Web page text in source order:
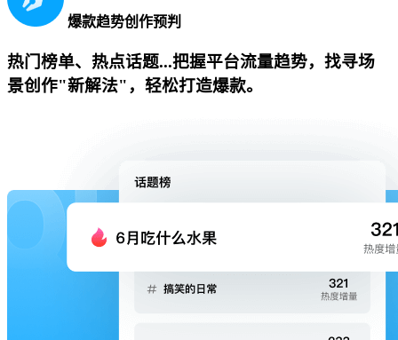
爆款趋势创作预判
热门榜单、热点话题...把握平台流量趋势，找寻场
景创作"新解法"，轻松打造爆款。